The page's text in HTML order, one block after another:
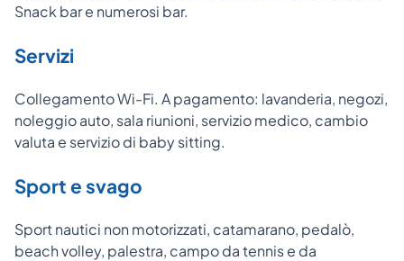
Snack bar e numerosi bar.
Servizi
Collegamento Wi-Fi. A pagamento: lavanderia, negozi,
noleggio auto, sala riunioni, servizio medico, cambio
valuta e servizio di baby sitting.
Sport e svago
Sport nautici non motorizzati, catamarano, pedalò,
beach volley, palestra, campo da tennis e da